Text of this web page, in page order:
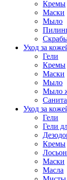
Кремы
Маски
Мыло
Уход за
Гели
Кремы
Маски
Мыло
Мыло
Уход за
Гели
Гели
Кремы
Маски
Масла